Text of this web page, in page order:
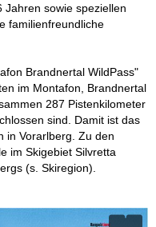
Jahren sowie speziellen
familienfreundliche
Brandnertal WildPass"
im Montafon, Brandnertal
287 Pistenkilometer
sind. Damit ist das
in Vorarlberg. Zu den
im Skigebiet Silvretta
(s. Skiregion).